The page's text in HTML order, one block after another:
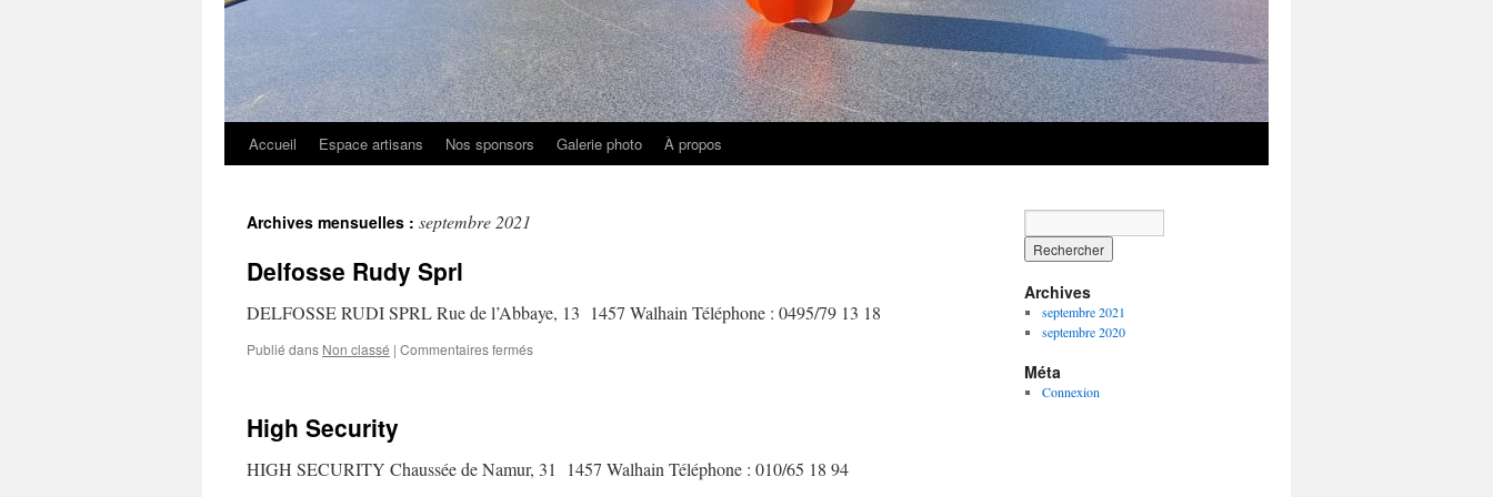
Accueil Espace artisans Nos sponsors Galerie photo À propos
Archives mensuelles : septembre 2021
Delfosse Rudy Sprl
DELFOSSE RUDI SPRL Rue de l’Abbaye, 13 1457 Walhain Téléphone : 0495/79 13 18
Publié dans Non classé | Commentaires ferméssur
High Security
HIGH SECURITY Chaussée de Namur, 31 1457 Walhain Téléphone : 010/65 18 94
Archives
septembre 2021
septembre 2020
Méta
Connexion